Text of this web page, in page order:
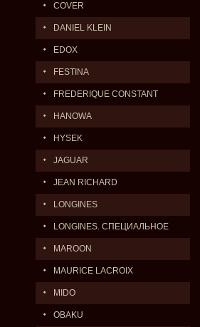
COVER
DANIEL KLEIN
EDOX
FESTINA
FREDERIQUE CONSTANT
HANOWA
HYSEK
JAGUAR
JEAN RICHARD
LONGINES
LONGINES. СПЕЦИАЛЬНОЕ
ПРЕДЛОЖЕНИЕ.
MAROON
MAURICE LACROIX
MIDO
OBAKU
со скидкой
цена: